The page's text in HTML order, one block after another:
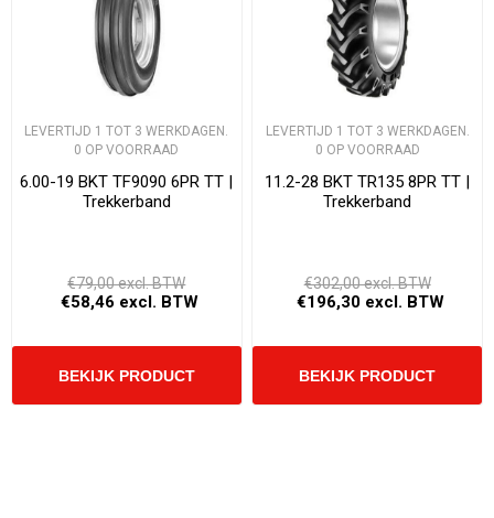
LEVERTIJD 1 TOT 3 WERKDAGEN.
0 OP VOORRAAD
6.00-19 BKT TF9090 6PR TT |
Trekkerband
€79,00 excl. BTW
€58,46 excl. BTW
LEVERTIJD 1 TOT 3 WERKDAGEN.
0 OP VOORRAAD
11.2-28 BKT TR135 8PR TT |
Trekkerband
€302,00 excl. BTW
€196,30 excl. BTW